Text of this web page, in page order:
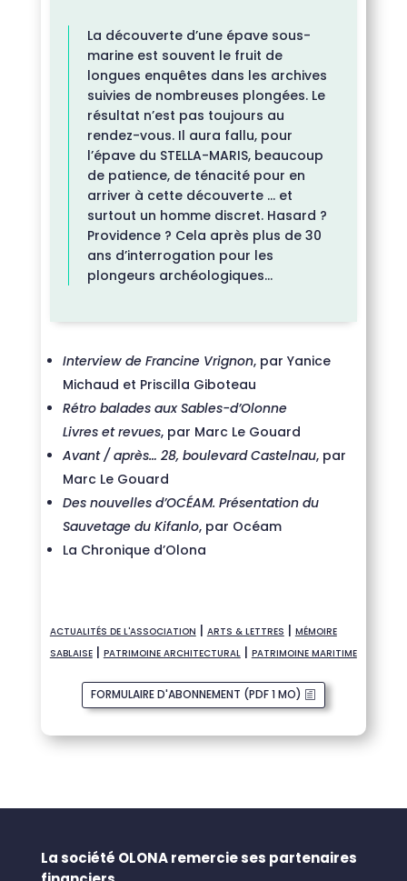
La découverte d’une épave sous-
marine est souvent le fruit de
longues enquêtes dans les archives
suivies de nombreuses plongées. Le
résultat n’est pas toujours au
rendez-vous. Il aura fallu, pour
l’épave du STELLA-MARIS, beaucoup
de patience, de ténacité pour en
arriver à cette découverte … et
surtout un homme discret. Hasard ?
Providence ? Cela après plus de 30
ans d’interrogation pour les
plongeurs archéologiques…
Interview de Francine Vrignon, par Yanice
Michaud et Priscilla Giboteau
Rétro balades aux Sables-d’Olonne
Livres et revues, par Marc Le Gouard
Avant / après… 28, boulevard Castelnau, par
Marc Le Gouard
Des nouvelles d’OCÉAM. Présentation du
Sauvetage du Kifanlo, par Océam
La Chronique d’Olona
ACTUALITÉS DE L'ASSOCIATION | ARTS & LETTRES | MÉMOIRE
SABLAISE| PATRIMOINE ARCHITECTURAL| PATRIMOINE MARITIME
FORMULAIRE D'ABONNEMENT (PDF 1 MO)
La société OLONA remercie ses partenaires